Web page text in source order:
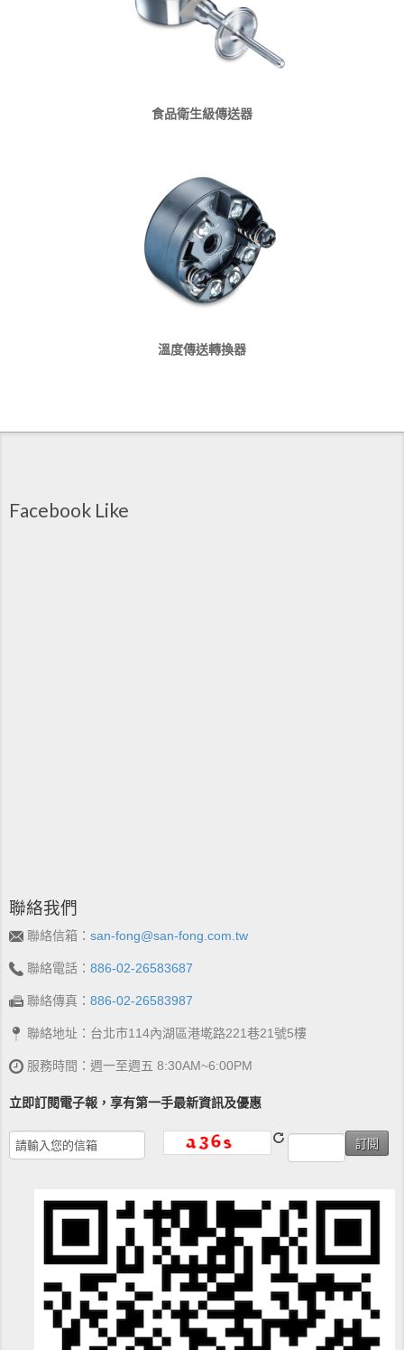
食品衛生級傳送器
溫度傳送轉換器
Facebook Like
聯絡我們
聯絡信箱： san-fong@san-fong.com.tw
聯絡電話： 886-02-26583687
聯絡傳真： 886-02-26583987
聯絡地址：台北市114內湖區港墘路221巷21號5樓
服務時間：週一至週五 8:30AM~6:00PM
立即訂閱電子報，享有第一手最新資訊及優惠